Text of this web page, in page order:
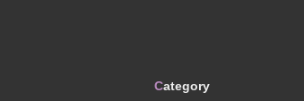
Category